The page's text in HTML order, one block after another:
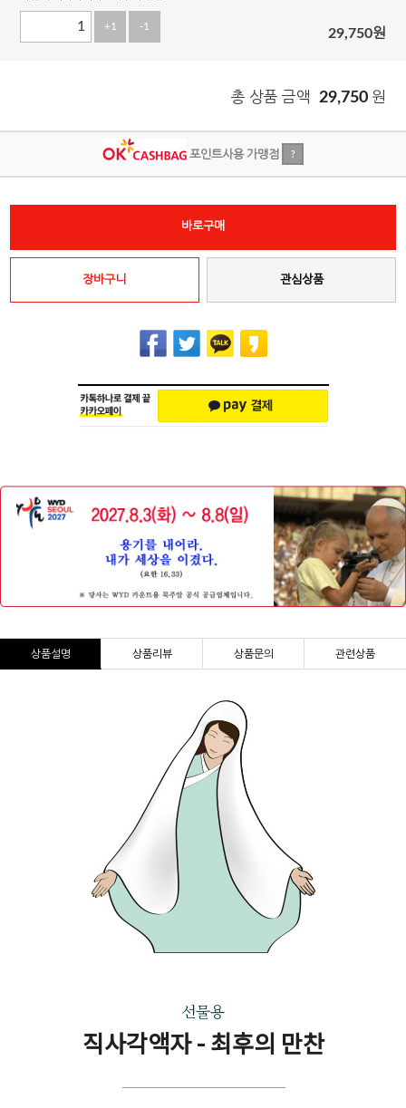
+1 -1 29,750원
총 상품 금액 29,750 원
포인트사용 가맹점 ?
바로구매
장바구니 관심상품
상품설명 상품리뷰 상품문의 관련상품
선물용
직사각액자 - 최후의 만찬